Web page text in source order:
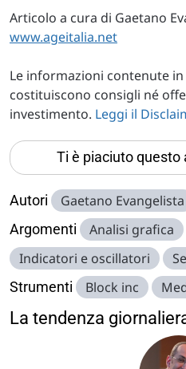
Articolo a cura di Gaetano
www.ageitalia.net
Le informazioni contenute
costituiscono consigli né
investimento. Leggi il
Ti è piaciuto questo
Autori Gaetano Evangelista
Argomenti Analisi grafica
Indicatori e oscillatori
Strumenti Block inc
La tendenza